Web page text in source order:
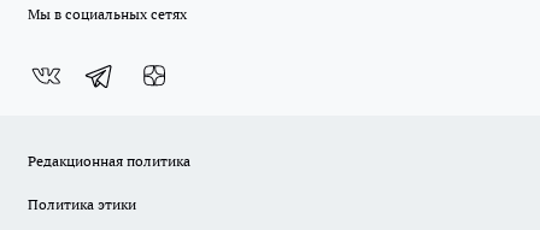
Мы в социальных сетях
Редакционная политика
Политика этики